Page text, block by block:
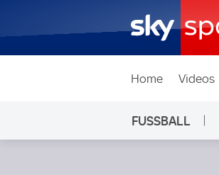
Home Videos
FUSSBALL